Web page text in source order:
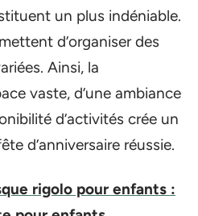
un plus indéniable.
d’organiser des
Ainsi, la
vaste, d’une ambiance
d’activités crée un
d’anniversaire réussie.
rigolo pour enfants :